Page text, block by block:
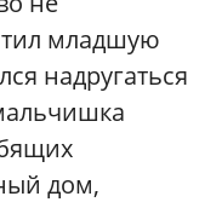
младшую
надругаться
дом,